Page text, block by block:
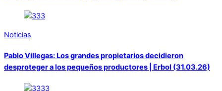
Noticias
Pablo Villegas: Los grandes propietarios decidieron
desproteger a los pequeños productores | Erbol (31.03.26)